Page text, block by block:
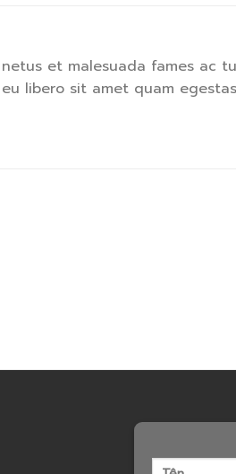
et malesuada fames ac
libero sit amet quam